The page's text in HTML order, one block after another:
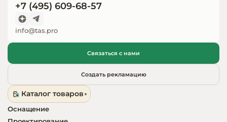
+7 (495) 609-68-57
info@tas.pro
Связаться с нами
Создать рекламацию
Каталог товаров
Оснащение